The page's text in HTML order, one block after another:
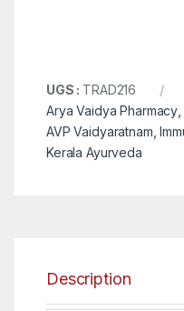
UGS : TRAD216
Arya Vaidya Pharmacy
AVP Vaidyaratnam ,
Kerala Ayurveda
Description